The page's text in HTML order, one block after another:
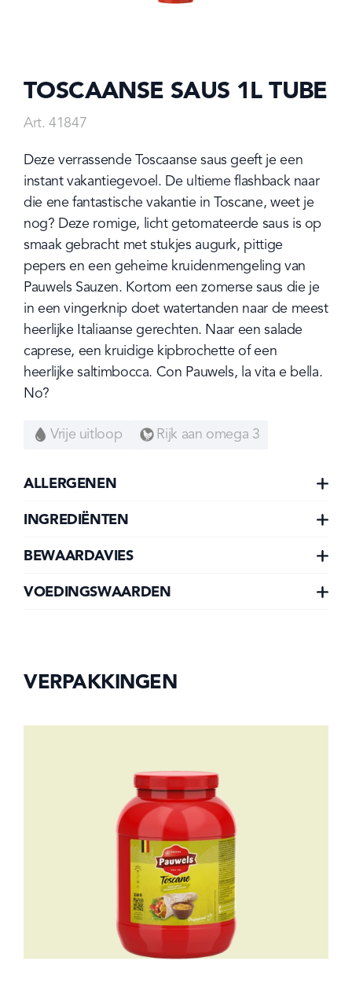
TOSCAANSE SAUS 1L TUBE
Art. 41847
Deze verrassende Toscaanse saus geeft je een
instant vakantiegevoel. De ultieme flashback naar
die ene fantastische vakantie in Toscane, weet je
nog? Deze romige, licht getomateerde saus is op
smaak gebracht met stukjes augurk, pittige
pepers en een geheime kruidenmengeling van
Pauwels Sauzen. Kortom een zomerse saus die je
in een vingerknip doet watertanden naar de meest
heerlijke Italiaanse gerechten. Naar een salade
caprese, een kruidige kipbrochette of een
heerlijke saltimbocca. Con Pauwels, la vita e bella.
No?
Vrije uitloop Rijk aan omega 3
ALLERGENEN
INGREDIËNTEN
BEWAARDAVIES
VOEDINGSWAARDEN
VERPAKKINGEN